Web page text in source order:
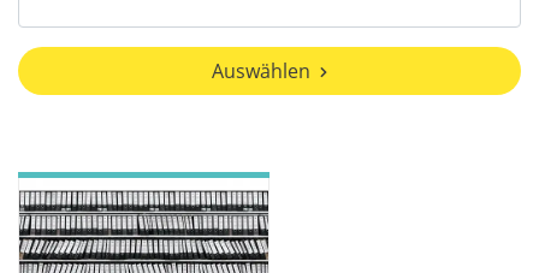
Auswählen